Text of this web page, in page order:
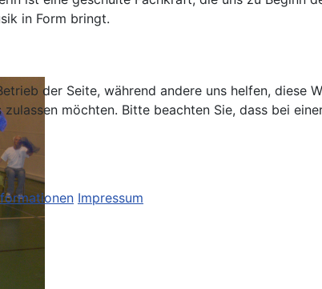
in Form bringt.
der Seite, während andere uns helfen, diese
möchten. Bitte beachten Sie, dass bei
Impressum